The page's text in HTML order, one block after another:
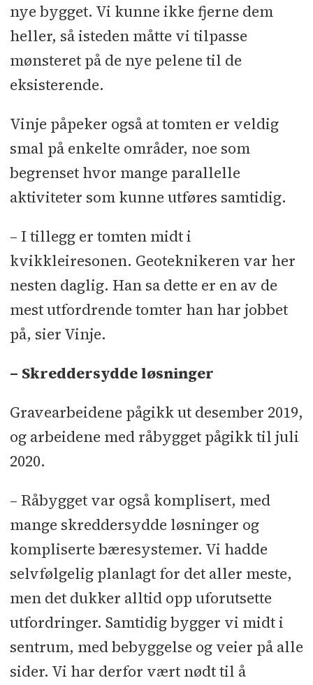
nye bygget. Vi kunne ikke fjerne dem
heller, så isteden måtte vi tilpasse
mønsteret på de nye pelene til de
eksisterende.
Vinje påpeker også at tomten er veldig
smal på enkelte områder, noe som
begrenset hvor mange parallelle
aktiviteter som kunne utføres samtidig.
– I tillegg er tomten midt i
kvikkleiresonen. Geoteknikeren var her
nesten daglig. Han sa dette er en av de
mest utfordrende tomter han har jobbet
på, sier Vinje.
– Skreddersydde løsninger
Gravearbeidene pågikk ut desember 2019,
og arbeidene med råbygget pågikk til juli
2020.
– Råbygget var også komplisert, med
mange skreddersydde løsninger og
kompliserte bæresystemer. Vi hadde
selvfølgelig planlagt for det aller meste,
men det dukker alltid opp uforutsette
utfordringer. Samtidig bygger vi midt i
sentrum, med bebyggelse og veier på alle
sider. Vi har derfor vært nødt til å